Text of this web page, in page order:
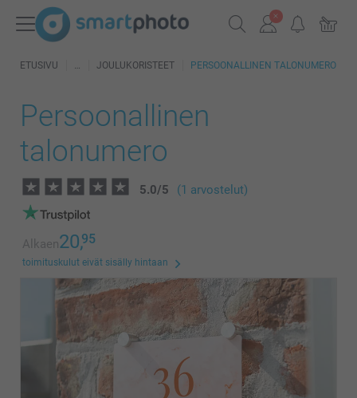
ETUSIVU JOULUKORISTEET PERSOONALLINEN TALONUMERO
Persoonallinen
talonumero
5.0/5 (1 arvostelut)
Alkaen20,95
toimituskulut eivät sisälly hintaan